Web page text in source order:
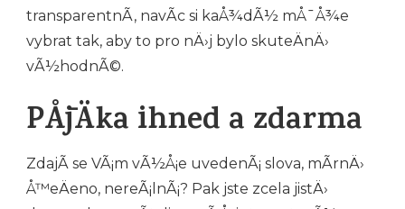
transparentnÃ­, navÃ­c si kaÅ¾dÃ½ mÅ¯Å¾e
vybrat tak, aby to pro nÄ›j bylo skuteÄnÄ›
vÃ½hodnÃ©.
PÅ¯jÄka ihned a zdarma
ZdajÃ­ se VÃ¡m vÃ½Å¡e uvedenÃ¡ slova, mÃ­rnÄ›
Å™eÄeno, nereÃ¡lnÃ¡? Pak jste zcela jistÄ›